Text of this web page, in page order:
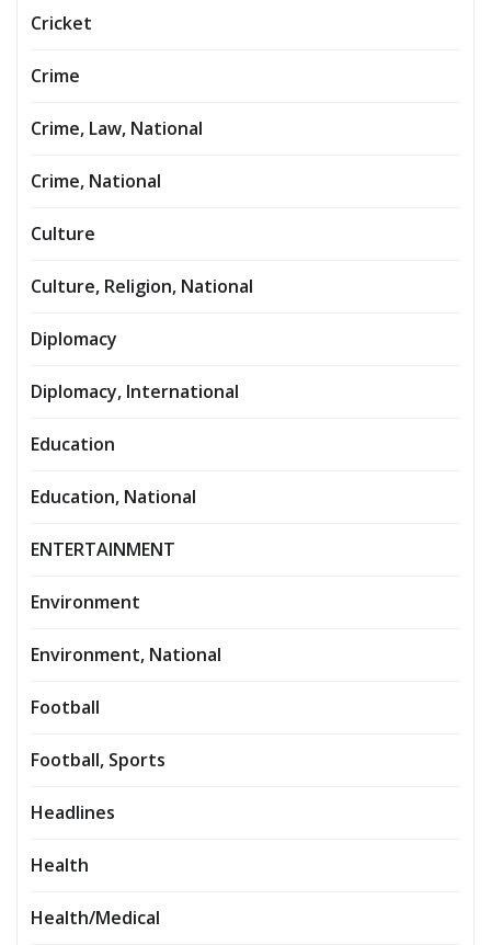
Cricket
Crime
Crime, Law, National
Crime, National
Culture
Culture, Religion, National
Diplomacy
Diplomacy, International
Education
Education, National
ENTERTAINMENT
Environment
Environment, National
Football
Football, Sports
Headlines
Health
Health/Medical